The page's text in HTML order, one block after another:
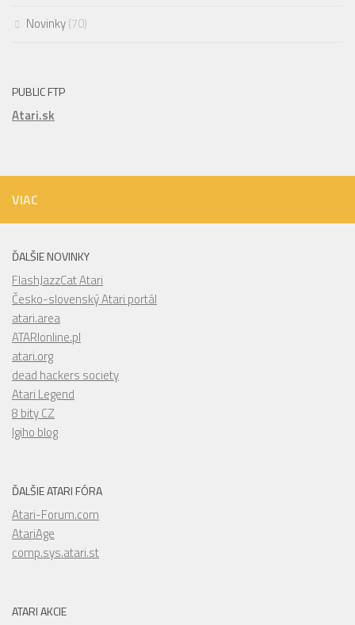
Novinky(70)
PUBLIC FTP
Atari.sk
VIAC
ĎALŠIE NOVINKY
FlashJazzCat Atari
Česko-slovenský Atari portál
atari.area
ATARIonline.pl
atari.org
dead hackers society
Atari Legend
8 bity CZ
Igiho blog
ĎALŠIE ATARI FÓRA
Atari-Forum.com
AtariAge
comp.sys.atari.st
ATARI AKCIE